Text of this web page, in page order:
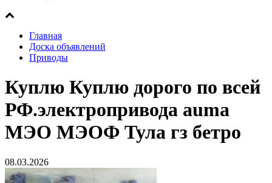
Главная
Доска объявлений
Приводы
Куплю Куплю дорого по всей
РФ.электропривода auma
МЭО МЭОФ Тула гз бетро
08.03.2026